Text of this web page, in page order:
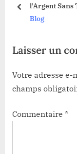
t
:
l’Argent
Dévoilées !
Blog
prev
Laisser un
Votre adresse e-
champs
Commentaire *